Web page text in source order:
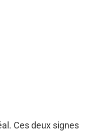
Ces deux signes